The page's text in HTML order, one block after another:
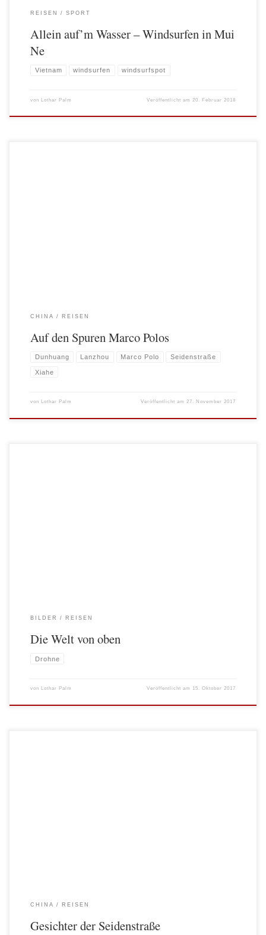
REISEN SPORT
Allein auf’m Wasser – Windsurfen in Mui
Ne
Vietnam windsurfen windsurfspot
von Lothar Palm Veröffentlicht am20. Februar 2018
CHINA REISEN
Auf den Spuren Marco Polos
Dunhuang Lanzhou Marco Polo Seidenstraße
Xiahe
von Lothar Palm Veröffentlicht am27. November 2017
BILDER REISEN
Die Welt von oben
Drohne
von Lothar Palm Veröffentlicht am 15. Oktober 2017
CHINA REISEN
Gesichter der Seidenstraße